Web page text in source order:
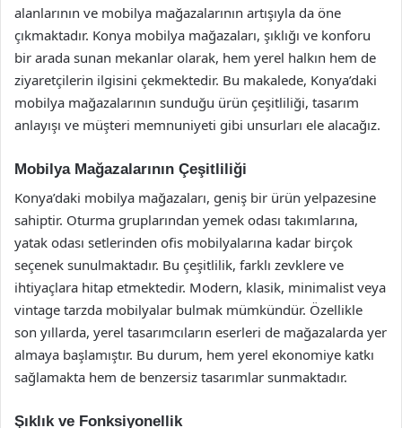
alanlarının ve mobilya mağazalarının artışıyla da öne
çıkmaktadır. Konya mobilya mağazaları, şıklığı ve konforu
bir arada sunan mekanlar olarak, hem yerel halkın hem de
ziyaretçilerin ilgisini çekmektedir. Bu makalede, Konya’daki
mobilya mağazalarının sunduğu ürün çeşitliliği, tasarım
anlayışı ve müşteri memnuniyeti gibi unsurları ele alacağız.
Mobilya Mağazalarının Çeşitliliği
Konya’daki mobilya mağazaları, geniş bir ürün yelpazesine
sahiptir. Oturma gruplarından yemek odası takımlarına,
yatak odası setlerinden ofis mobilyalarına kadar birçok
seçenek sunulmaktadır. Bu çeşitlilik, farklı zevklere ve
ihtiyaçlara hitap etmektedir. Modern, klasik, minimalist veya
vintage tarzda mobilyalar bulmak mümkündür. Özellikle
son yıllarda, yerel tasarımcıların eserleri de mağazalarda yer
almaya başlamıştır. Bu durum, hem yerel ekonomiye katkı
sağlamakta hem de benzersiz tasarımlar sunmaktadır.
Şıklık ve Fonksiyonellik